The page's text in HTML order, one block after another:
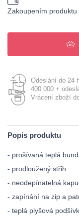
Zakoupením
Odeslání do 24
400 000 +
Vrácení zboží
Popis produktu
- prošívaná teplá
- prodloužený střih
- neodepínatelná
- zapínání na zip a
- teplá plyšová